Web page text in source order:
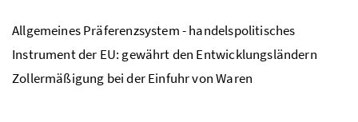
Allgemeines Präferenzsystem - handelspolitisches
Instrument der EU: gewährt den Entwicklungsländern
Zollermäßigung bei der Einfuhr von Waren